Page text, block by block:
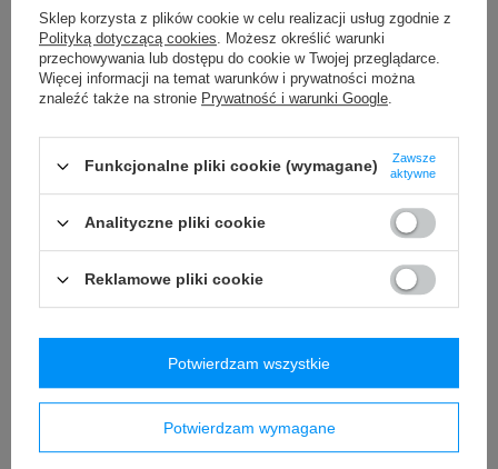
99,00 zł / szt.
Najniższa cena produktu w
okresie 30 dni przed
wprowadzeniem obniżki:
Najniższa cena produktu w
okresie 30 dni przed
wprowadzeniem obniżki:
119,99 zł -50%
PROMOCJA
Contigo Huron 470ml -
Vivacious
szt.
PROMOCJA
West Loop Mini 300ml -
czarny metalik
99,99 zł
Sklep korzysta z plików cookie w celu realizacji usług zgodnie z
Polityką dotyczącą cookies. Możesz określić warunki
przechowywania lub dostępu do cookie w Twojej przeglądarce.
Więcej informacji na temat warunków i prywatności można
znaleźć także na stronie Prywatność i warunki Google.
Funkcjonalne pliki cookie (wymagane)
Zawsze
aktywne
Analityczne pliki cookie
Reklamowe pliki cookie
Potwierdzam wymagane
Potwierdzam wszystkie